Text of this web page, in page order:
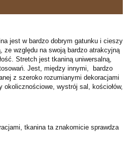
jest w bardzo dobrym gatunku i cieszy
ze względu na swoją bardzo atrakcyjną
Stretch jest tkaniną uniwersalną,
Jest, między innymi, bardzo
z szeroko rozumianymi dekoracjami
okolicznościowe, wystrój sal, kościołów,
tkanina ta znakomicie sprawdza